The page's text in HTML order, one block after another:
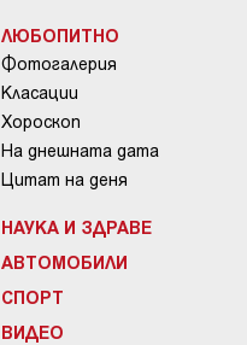
ЛЮБОПИТНО
Фотогалерия
Класации
Хороскоп
На днешната дата
Цитат на деня
НАУКА И ЗДРАВЕ
АВТОМОБИЛИ
СПОРТ
ВИДЕО